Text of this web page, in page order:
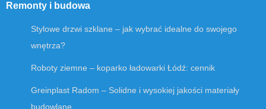
Remonty i budowa
Stylowe drzwi szklane – jak wybrać idealne do swojego
wnętrza?
Roboty ziemne – koparko ładowarki Łódź: cennik
Greinplast Radom – Solidne i wysokiej jakości materiały
budowlane